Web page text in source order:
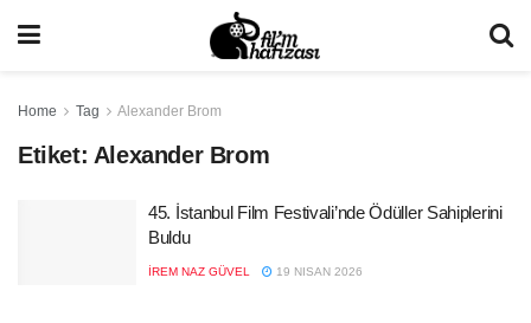
Home Tag Alexander Brom
Etiket: Alexander Brom
45. İstanbul Film Festivali’nde Ödüller Sahiplerini
Buldu
İREM NAZ GÜVEL 19 NISAN 2026